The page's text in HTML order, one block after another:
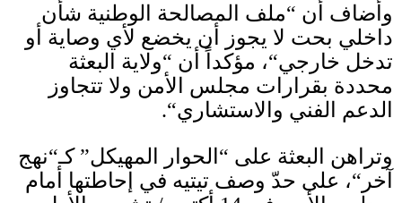
وأضاف أن “ملف المصالحة الوطنية شأن
داخلي بحت لا يجوز أن يخضع لأي وصاية أو
تدخل خارجي“، مؤكداً أن “ولاية البعثة
محددة بقرارات مجلس الأمن ولا تتجاوز
الدعم الفني والاستشاري“.
وتراهن البعثة على “ الحوار المهيكل”كـ“نهج
آخر “، على حدّ وصف تيتيه في إحاطتها أمام